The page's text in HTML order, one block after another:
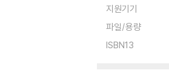
지원기기
파일/용량
ISBN13